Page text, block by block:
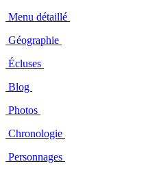
Menu détaillé
Géographie
Écluses
Blog
Photos
Chronologie
Personnages